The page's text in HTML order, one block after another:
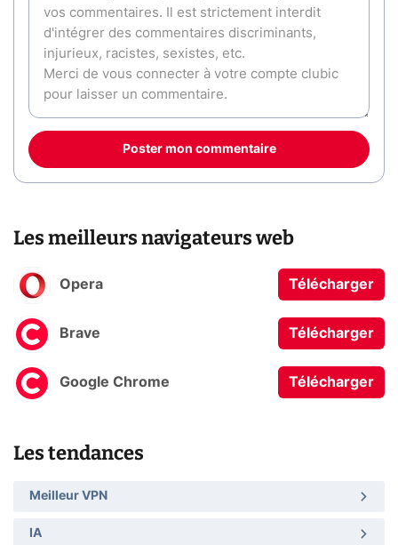
Poster mon commentaire
Les meilleurs navigateurs web
Opera Télécharger
Brave Télécharger
Google Chrome Télécharger
Les tendances
Meilleur VPN
IA